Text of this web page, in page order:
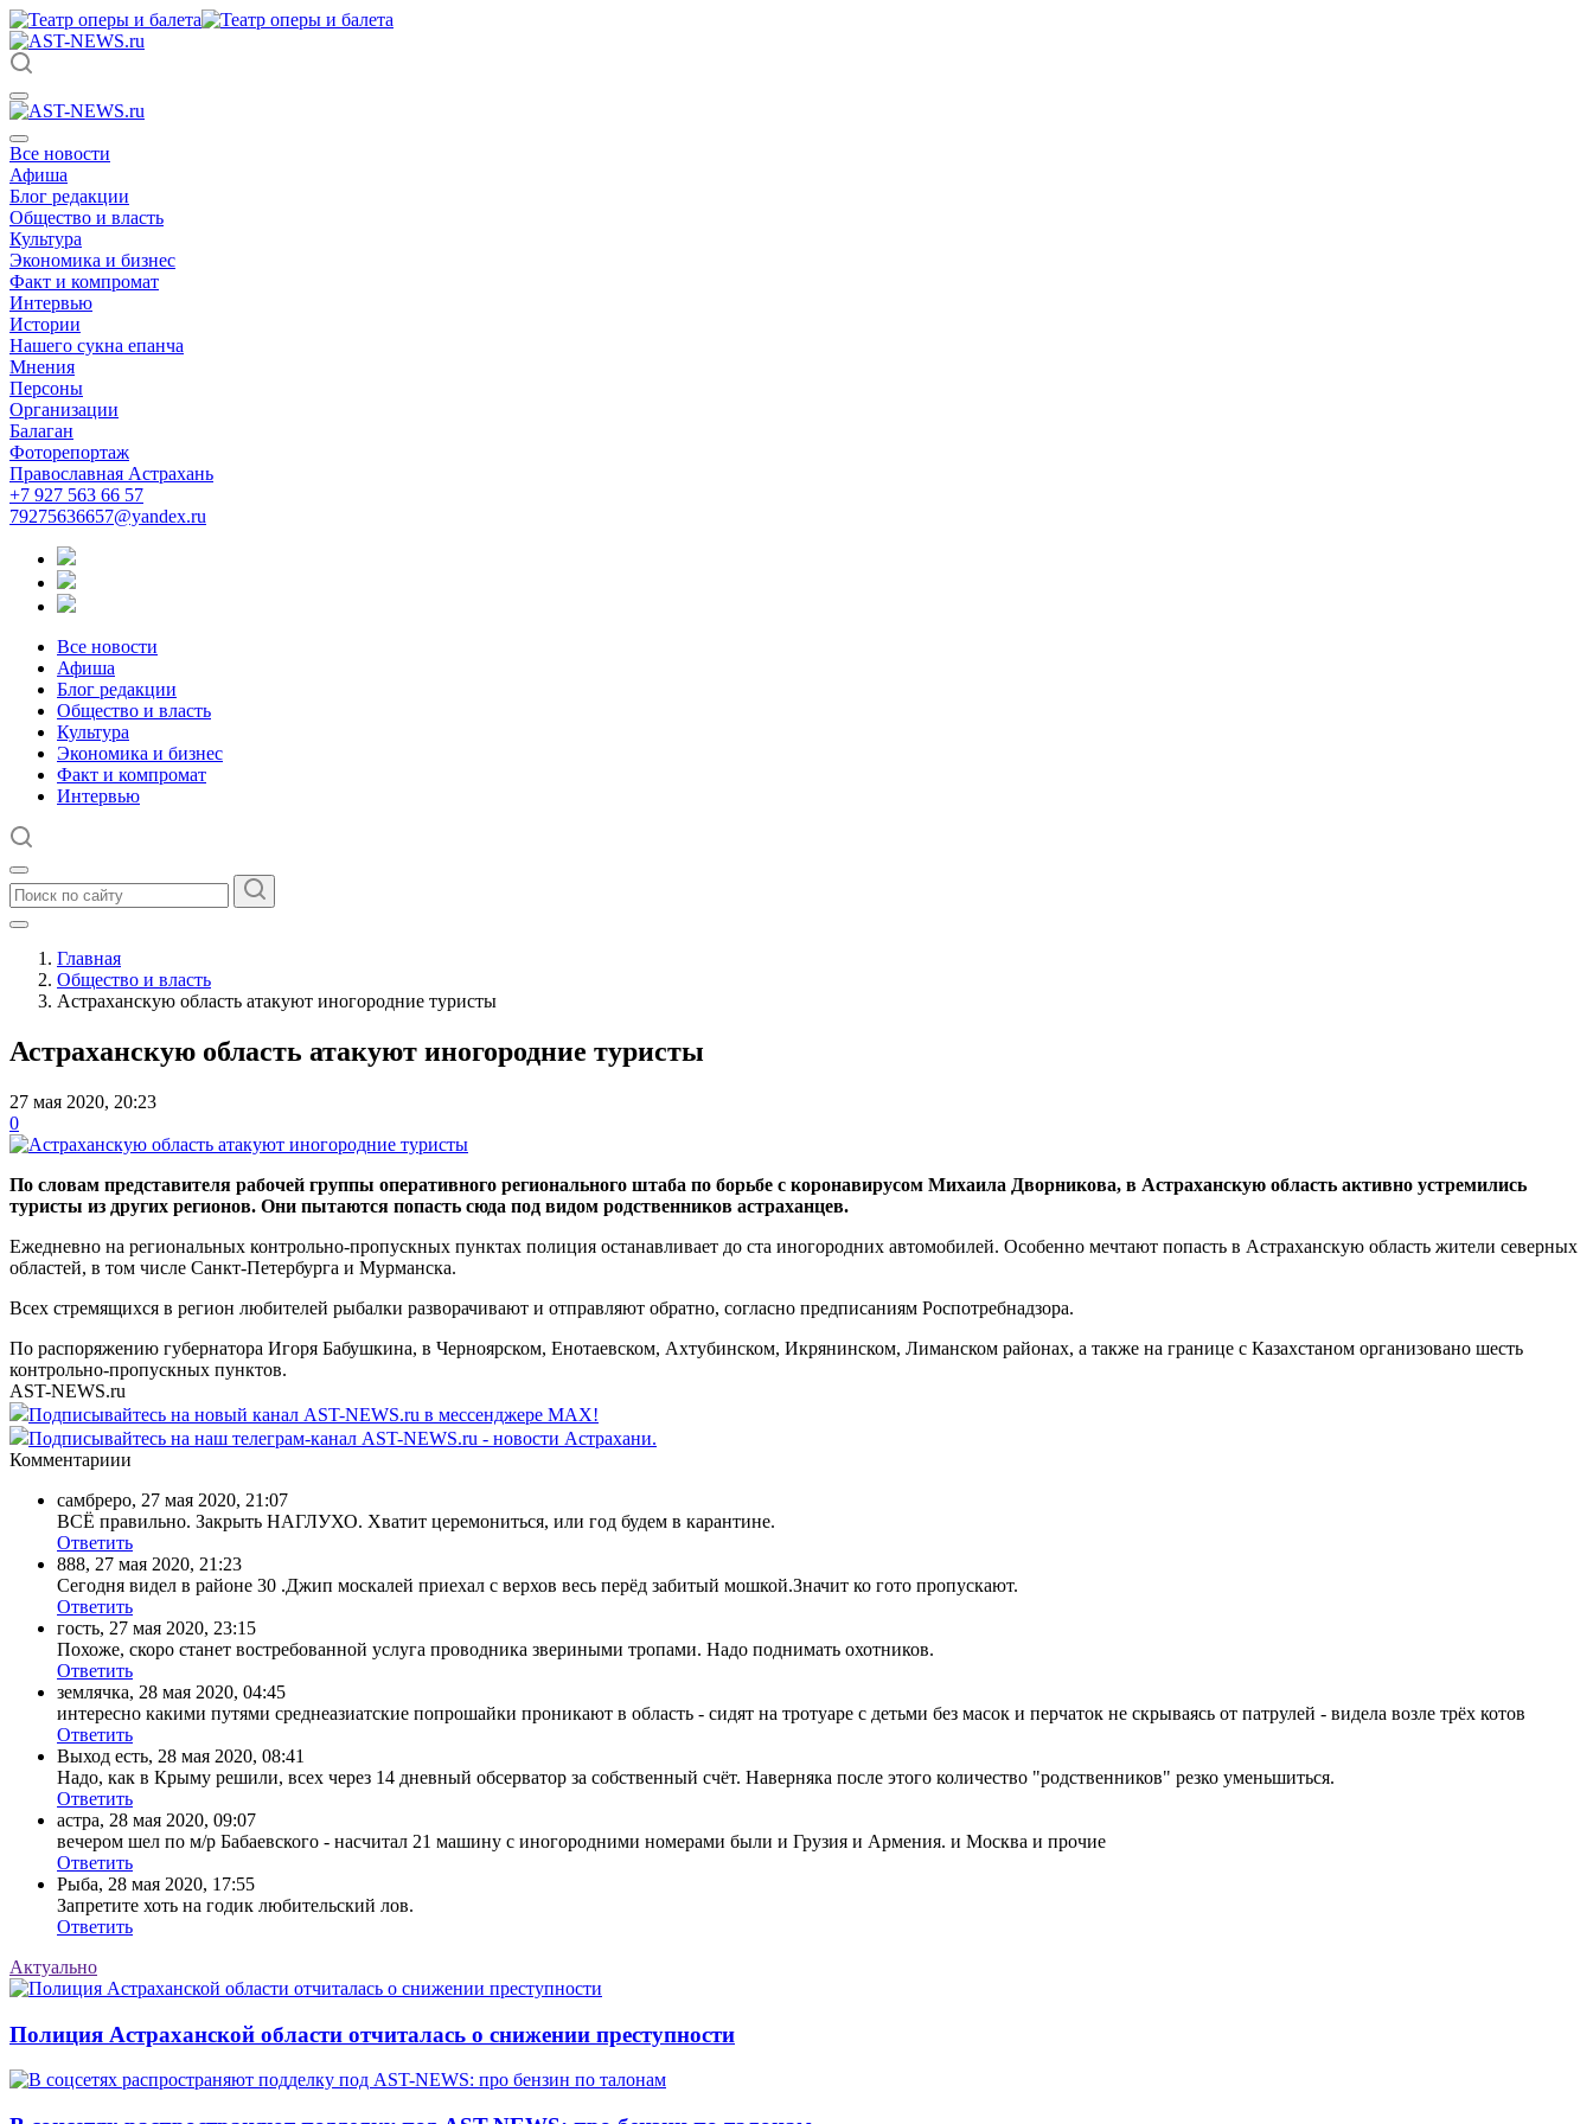
Все новости
Афиша
Блог редакции
Общество и власть
Культура
Экономика и бизнес
Факт и компромат
Интервью
Истории
Нашего сукна епанча
Мнения
Персоны
Организации
Балаган
Фоторепортаж
Православная Астрахань
+7 927 563 66 57
79275636657@yandex.ru
Все новости
Афиша
Блог редакции
Общество и власть
Культура
Экономика и бизнес
Факт и компромат
Интервью
Главная
Общество и власть
Астраханскую область атакуют иногородние туристы
Астраханскую область атакуют иногородние туристы
27 мая 2020, 20:23
0
По словам представителя рабочей группы оперативного регионального штаба по борьбе с коронавирусом Михаила Дворникова, в Астраханскую область активно устремились
туристы из других регионов. Они пытаются попасть сюда под видом родственников астраханцев.
Ежедневно на региональных контрольно-пропускных пунктах полиция останавливает до ста иногородних автомобилей. Особенно мечтают попасть в Астраханскую область жители северных
областей, в том числе Санкт-Петербурга и Мурманска.
Всех стремящихся в регион любителей рыбалки разворачивают и отправляют обратно, согласно предписаниям Роспотребнадзора.
По распоряжению губернатора Игоря Бабушкина, в Черноярском, Енотаевском, Ахтубинском, Икрянинском, Лиманском районах, а также на границе с Казахстаном организовано шесть
контрольно-пропускных пунктов.
AST-NEWS.ru
Подписывайтесь на новый канал AST-NEWS.ru в мессенджере MAX!
Подписывайтесь на наш телеграм-канал AST-NEWS.ru - новости Астрахани.
Комментариии
самбреро, 27 мая 2020, 21:07
ВСЁ правильно. Закрыть НАГЛУХО. Хватит церемониться, или год будем в карантине.
Ответить
888, 27 мая 2020, 21:23
Сегодня видел в районе 30 .Джип москалей приехал с верхов весь перёд забитый мошкой.Значит ко гото пропускают.
Ответить
гость, 27 мая 2020, 23:15
Похоже, скоро станет востребованной услуга проводника звериными тропами. Надо поднимать охотников.
Ответить
землячка, 28 мая 2020, 04:45
интересно какими путями среднеазиатские попрошайки проникают в область - сидят на тротуаре с детьми без масок и перчаток не скрываясь от патрулей - видела возле трёх котов
Ответить
Выход есть, 28 мая 2020, 08:41
Надо, как в Крыму решили, всех через 14 дневный обсерватор за собственный счёт. Наверняка после этого количество "родственников" резко уменьшиться.
Ответить
астра, 28 мая 2020, 09:07
вечером шел по м/р Бабаевского - насчитал 21 машину с иногородними номерами были и Грузия и Армения. и Москва и прочие
Ответить
Рыба, 28 мая 2020, 17:55
Запретите хоть на годик любительский лов.
Ответить
Актуально
Полиция Астраханской области отчиталась о снижении преступности